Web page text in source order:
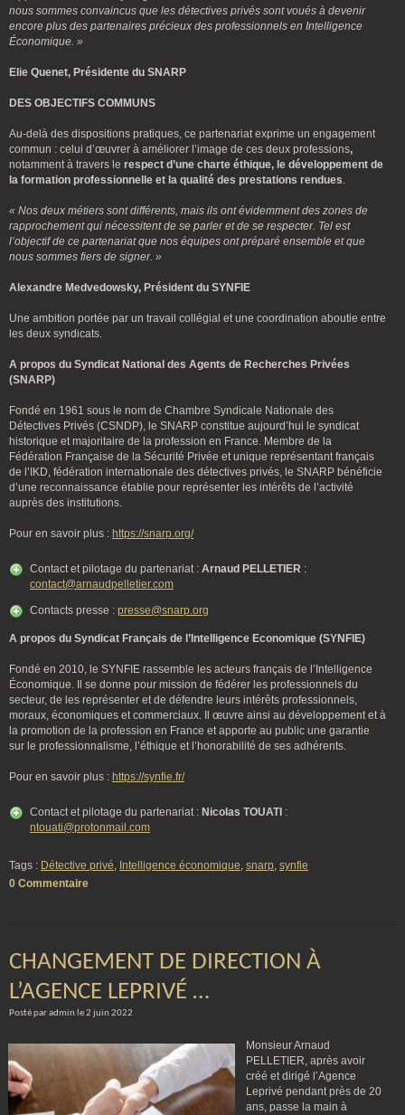
nous sommes convaincus que les détectives privés sont voués à devenir
encore plus des partenaires précieux des professionnels en Intelligence
Économique. »
Elie Quenet, Présidente du SNARP
DES OBJECTIFS COMMUNS
Au-delà des dispositions pratiques, ce partenariat exprime un engagement
commun : celui d’œuvrer à améliorer l’image de ces deux professions,
notamment à travers le respect d’une charte éthique, le développement de
la formation professionnelle et la qualité des prestations rendues.
« Nos deux métiers sont différents, mais ils ont évidemment des zones de
rapprochement qui nécessitent de se parler et de se respecter. Tel est
l’objectif de ce partenariat que nos équipes ont préparé ensemble et que
nous sommes fiers de signer. »
Alexandre Medvedowsky, Président du SYNFIE
Une ambition portée par un travail collégial et une coordination aboutie entre
les deux syndicats.
A propos du Syndicat National des Agents de Recherches Privées
(SNARP)
Fondé en 1961 sous le nom de Chambre Syndicale Nationale des
Détectives Privés (CSNDP), le SNARP constitue aujourd’hui le syndicat
historique et majoritaire de la profession en France. Membre de la
Fédération Française de la Sécurité Privée et unique représentant français
de l’IKD, fédération internationale des détectives privés, le SNARP bénéficie
d’une reconnaissance établie pour représenter les intérêts de l’activité
auprès des institutions.
Pour en savoir plus : https://snarp.org/
Contact et pilotage du partenariat : Arnaud PELLETIER :
contact@arnaudpelletier.com
Contacts presse : presse@snarp.org
A propos du Syndicat Français de l’Intelligence Economique (SYNFIE)
Fondé en 2010, le SYNFIE rassemble les acteurs français de l’Intelligence
Économique. Il se donne pour mission de fédérer les professionnels du
secteur, de les représenter et de défendre leurs intérêts professionnels,
moraux, économiques et commerciaux. Il œuvre ainsi au développement et à
la promotion de la profession en France et apporte au public une garantie
sur le professionnalisme, l’éthique et l’honorabilité de ses adhérents.
Pour en savoir plus : https://synfie.fr/
Contact et pilotage du partenariat : Nicolas TOUATI :
ntouati@protonmail.com
Tags : Détective privé, Intelligence économique, snarp, synfie
0 Commentaire
CHANGEMENT DE DIRECTION À
L’AGENCE LEPRIVÉ …
Posté par admin le 2 juin 2022
Monsieur Arnaud
PELLETIER, après avoir
créé et dirigé l’Agence
Leprivé pendant près de 20
ans, passe la main à